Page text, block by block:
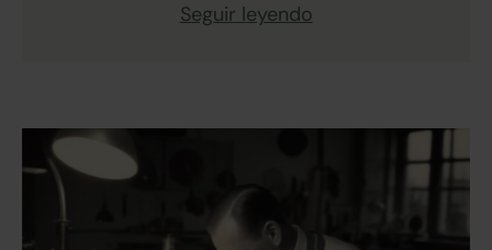
Seguir leyendo